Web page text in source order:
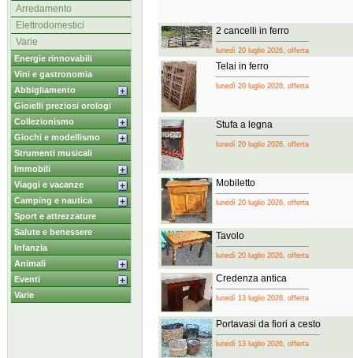
Arredamento
Elettrodomestici
Varie
Energie rinnovabili
Vini e gastronomia
Abbigliamento
Gioielli preziosi orologi
Collezionismo
Giochi e modellismo
Strumenti musicali
Immobili
Viaggi e vacanze
Camping e nautica
Sport e attrezzature
Salute e benessere
Infanzia
Animali
Eventi
Varie
2 cancelli in ferro
lunedì 20 luglio 2026, offerta
Telai in ferro
lunedì 20 luglio 2026, offerta
Stufa a legna
lunedì 20 luglio 2026, offerta
Mobiletto
lunedì 20 luglio 2026, offerta
Tavolo
lunedì 20 luglio 2026, offerta
Credenza antica
lunedì 13 luglio 2026, offerta
Portavasi da fiori a cesto
lunedì 13 luglio 2026, offerta